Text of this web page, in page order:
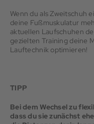
Wenn du als Zweitschuh
deine Fußmuskulatur
aktuellen Laufschuhen
gezielten Training deine
Lauftechnik optimieren!
TIPP
Bei dem Wechsel zu
dass du sie zunächst